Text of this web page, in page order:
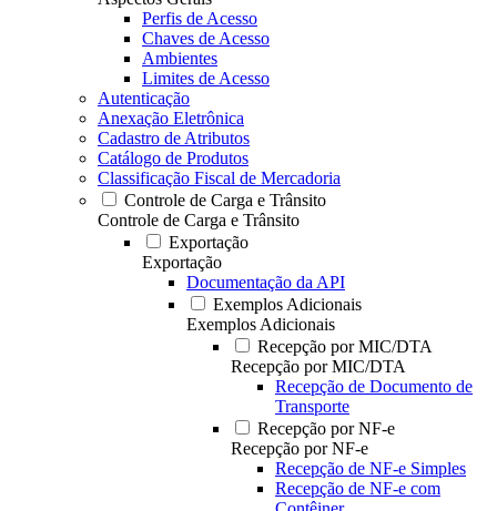
Perfis de Acesso
Chaves de Acesso
Ambientes
Limites de Acesso
Autenticação
Anexação Eletrônica
Cadastro de Atributos
Catálogo de Produtos
Classificação Fiscal de Mercadoria
Controle de Carga e Trânsito
Controle de Carga e Trânsito
Exportação
Exportação
Documentação da API
Exemplos Adicionais
Exemplos Adicionais
Recepção por MIC/DTA
Recepção por MIC/DTA
Recepção de Documento de
Transporte
Recepção por NF-e
Recepção por NF-e
Recepção de NF-e Simples
Recepção de NF-e com